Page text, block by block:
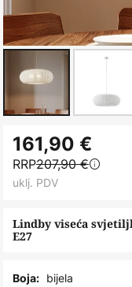
to
the
beginning
the
images
Lindby viseća
E27
161,90 €
RRP207,90 €
uklj. PDV
Boja: bijela